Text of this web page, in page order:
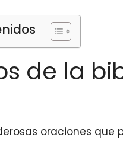
de la
oraciones